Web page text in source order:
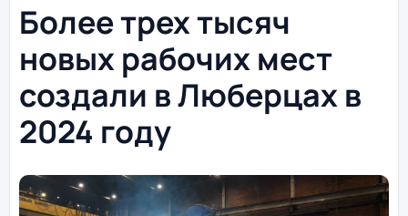
Более трех тысяч
новых рабочих мест
создали в Люберцах в
2024 году